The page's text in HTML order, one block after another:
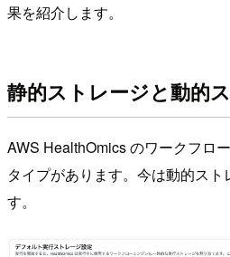
果を紹介します。
静的ストレージと動的
AWS HealthOmics のワークフロ
タイプがあります。今は動的スト
す。